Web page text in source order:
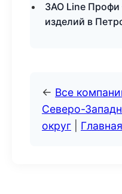
ЗАО Line
изделий в
← Все
Северо-
округ